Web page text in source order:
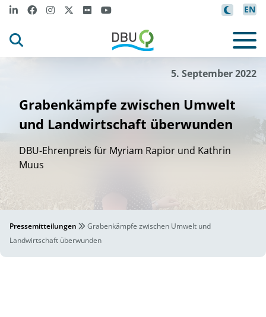
EN
5. September 2022
Grabenkämpfe zwischen Umwelt
und Landwirtschaft überwunden
DBU-Ehrenpreis für Myriam Rapior und Kathrin
Muus
Pressemitteilungen
Grabenkämpfe zwischen Umwelt und
Landwirtschaft überwunden